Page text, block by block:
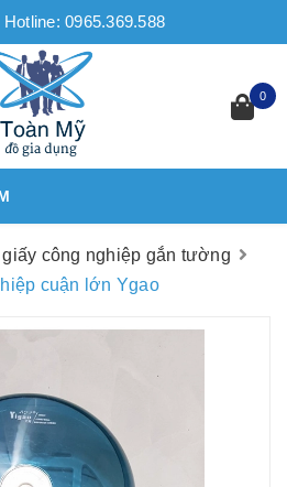
Hotline: 0965.369.588
0
công nghiệp gắn tường
cuận lớn Ygao